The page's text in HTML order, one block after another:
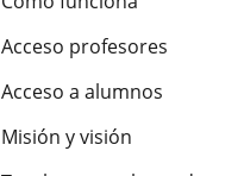
Acceso profesores
Acceso a alumnos
Misión y visión